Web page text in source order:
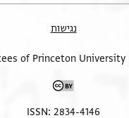
נגישות
ISSN: 2834-4146